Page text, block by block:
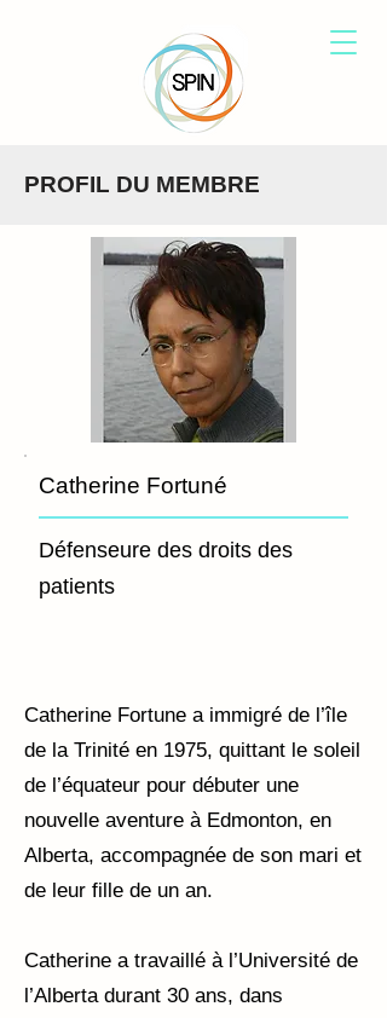
PROFIL DU MEMBRE
Catherine Fortuné
Défenseure des droits des
patients
Catherine Fortune a immigré de l’île
de la Trinité en 1975, quittant le soleil
de l’équateur pour débuter une
nouvelle aventure à Edmonton, en
Alberta, accompagnée de son mari et
de leur fille de un an.
Catherine a travaillé à l’Université de
l’Alberta durant 30 ans, dans